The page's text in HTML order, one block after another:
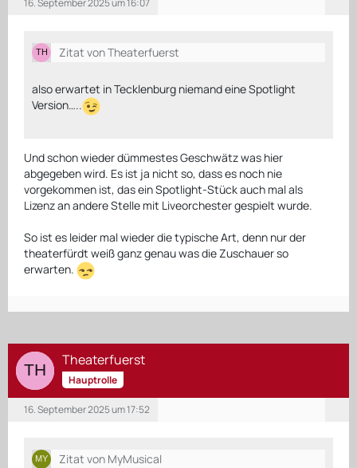
Zitat von Theaterfuerst
also erwartet in Tecklenburg niemand eine Spotlight
Version…..
Und schon wieder dümmestes Geschwätz was hier
abgegeben wird. Es ist ja nicht so, dass es noch nie
vorgekommen ist, das ein Spotlight-Stück auch mal als
Lizenz an andere Stelle mit Liveorchester gespielt wurde.
So ist es leider mal wieder die typische Art, denn nur der
theaterfürdt weiß ganz genau was die Zuschauer so
erwarten.
Theaterfuerst
Hauptrolle
16. September 2025 um 17:52
Zitat von MyMusical